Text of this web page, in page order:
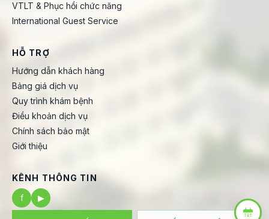
VTLT & Phục hồi chức năng
International Guest Service
HỖ TRỢ
Hướng dẫn khách hàng
Bảng giá dịch vụ
Quy trình khám bệnh
Điều khoản dịch vụ
Chính sách bảo mật
Giới thiệu
KÊNH THÔNG TIN
f
▶